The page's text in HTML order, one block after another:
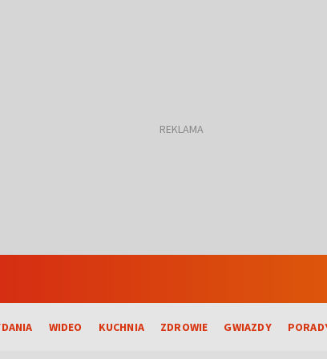
WIDEO KUCHNIA ZDROWIE GWIAZDY